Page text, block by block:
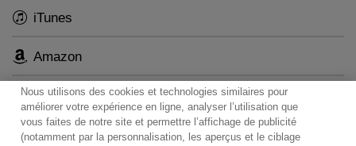
iTunes
Amazon
Nous utilisons des cookies et technologies similaires pour
améliorer votre expérience en ligne, analyser l’utilisation que
vous faites de notre site et permettre l’affichage de publicité
(notamment par la personnalisation, les aperçus et le ciblage